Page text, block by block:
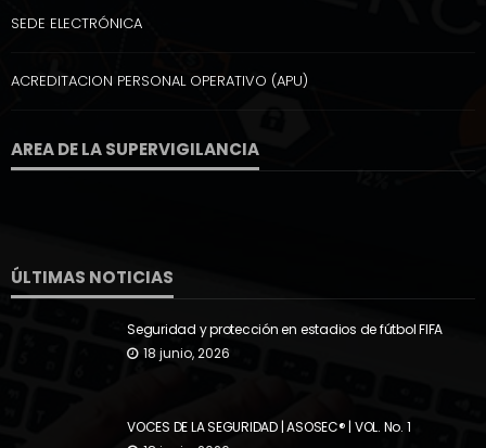
SEDE ELECTRÓNICA
ACREDITACION PERSONAL OPERATIVO (APU)
AREA DE LA SUPERVIGILANCIA
ÚLTIMAS NOTICIAS
Seguridad y protección en estadios de fútbol FIFA
18 junio, 2026
VOCES DE LA SEGURIDAD | ASOSEC® | VOL. No. 1